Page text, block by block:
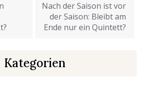
Nach der Saison ist vor
der Saison: Bleibt am
Ende nur ein Quintett?
Kategorien